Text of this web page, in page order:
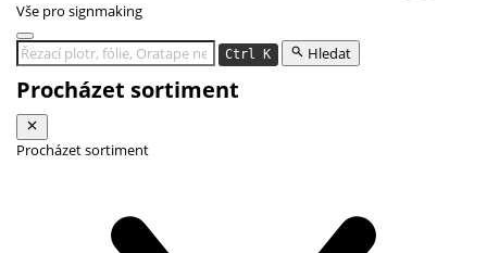
Vše pro signmaking
Ctrl K Hledat
Procházet sortiment
Procházet sortiment